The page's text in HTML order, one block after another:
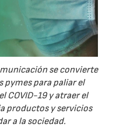
se convierte
pymes para paliar el
COVID-19 y atraer el
productos y servicios
a la sociedad.